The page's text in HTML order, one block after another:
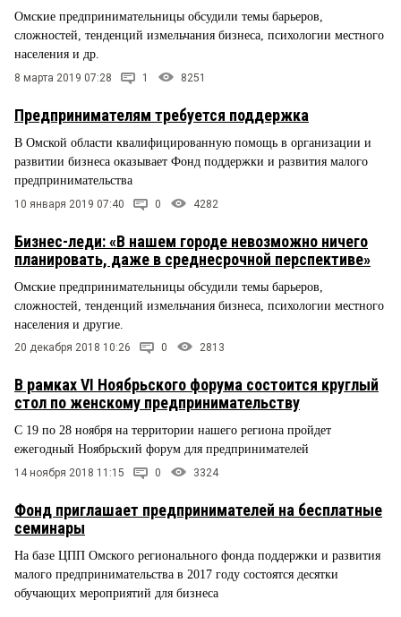
Омские предпринимательницы обсудили темы барьеров,
сложностей, тенденций измельчания бизнеса, психологии местного
населения и др.
8 марта 2019 07:28 1 8251
Предпринимателям требуется поддержка
В Омской области квалифицированную помощь в организации и
развитии бизнеса оказывает Фонд поддержки и развития малого
предпринимательства
10 января 2019 07:40 0 4282
Бизнес-леди: «В нашем городе невозможно ничего
планировать, даже в среднесрочной перспективе»
Омские предпринимательницы обсудили темы барьеров,
сложностей, тенденций измельчания бизнеса, психологии местного
населения и другие.
20 декабря 2018 10:26 0 2813
В рамках VI Ноябрьского форума состоится круглый
стол по женскому предпринимательству
С 19 по 28 ноября на территории нашего региона пройдет
ежегодный Ноябрьский форум для предпринимателей
14 ноября 2018 11:15 0 3324
Фонд приглашает предпринимателей на бесплатные
семинары
На базе ЦПП Омского регионального фонда поддержки и развития
малого предпринимательства в 2017 году состоятся десятки
обучающих мероприятий для бизнеса